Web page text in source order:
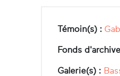
Témoin(s) :
Fonds
Galerie(s) :